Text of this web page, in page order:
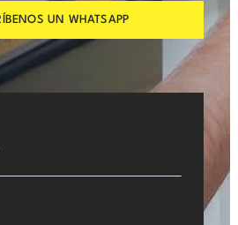
UN WHATSAPP